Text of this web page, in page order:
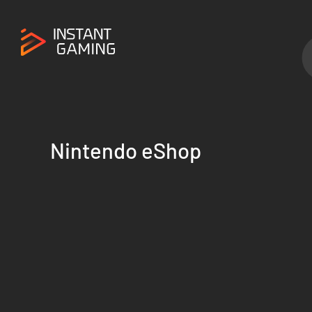
Nintendo eShop